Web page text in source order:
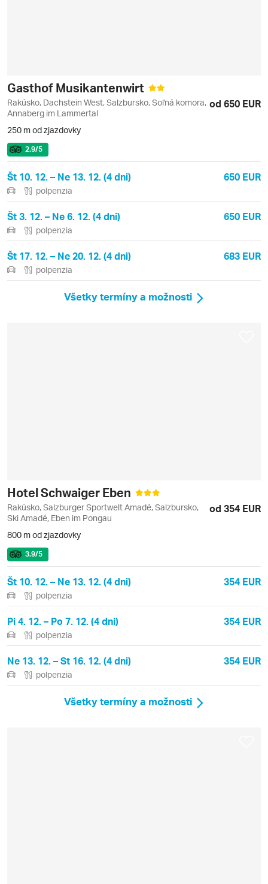
Gasthof Musikantenwirt
Rakúsko, Dachstein West, Salzbursko, Soľná komora,
Annaberg im Lammertal
od 650 EUR
250 m od zjazdovky
2.9/5
Št 10. 12. – Ne 13. 12. (4 dni) 650 EUR
polpenzia
Št 3. 12. – Ne 6. 12. (4 dni) 650 EUR
polpenzia
Št 17. 12. – Ne 20. 12. (4 dni) 683 EUR
polpenzia
Všetky termíny a možnosti
Hotel Schwaiger Eben
Rakúsko, Salzburger Sportwelt Amadé, Salzbursko,
Ski Amadé, Eben im Pongau
od 354 EUR
800 m od zjazdovky
3.9/5
Št 10. 12. – Ne 13. 12. (4 dni) 354 EUR
polpenzia
Pi 4. 12. – Po 7. 12. (4 dni) 354 EUR
polpenzia
Ne 13. 12. – St 16. 12. (4 dni) 354 EUR
polpenzia
Všetky termíny a možnosti